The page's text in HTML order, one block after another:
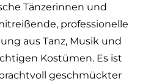
Tänzerinnen und
professionelle
aus Tanz, Musik und
Kostümen. Es ist
geschmückter